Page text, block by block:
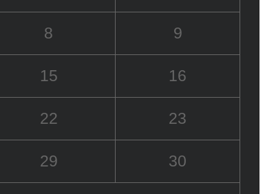
8 9
15 16
22 23
29 30